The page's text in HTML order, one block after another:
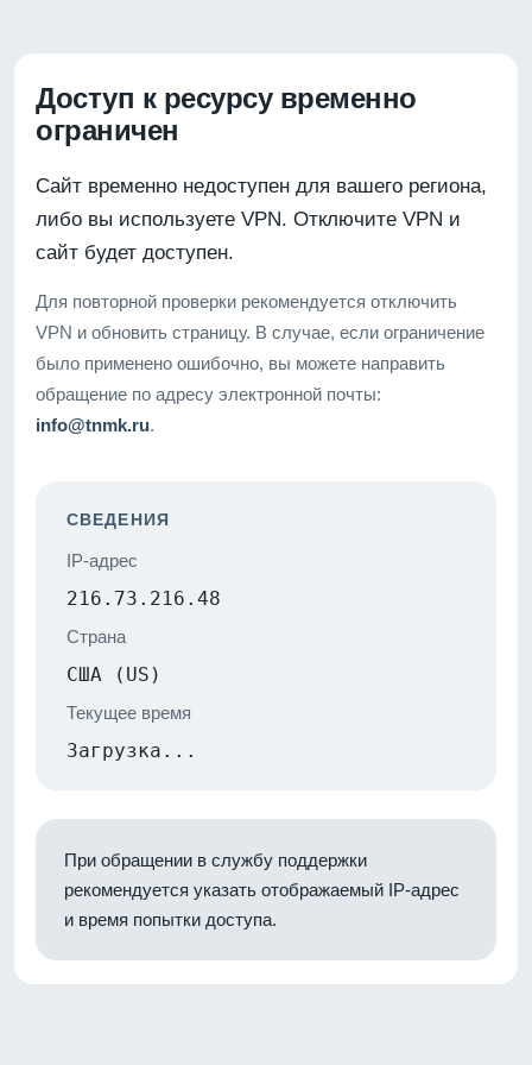
Доступ к ресурсу временно
ограничен
Сайт временно недоступен для вашего региона,
либо вы используете VPN. Отключите VPN и
сайт будет доступен.
Для повторной проверки рекомендуется отключить
VPN и обновить страницу. В случае, если ограничение
было применено ошибочно, вы можете направить
обращение по адресу электронной почты:
info@tnmk.ru.
СВЕДЕНИЯ
IP-адрес
216.73.216.48
Страна
США (US)
Текущее время
Загрузка...
При обращении в службу поддержки
рекомендуется указать отображаемый IP-адрес
и время попытки доступа.